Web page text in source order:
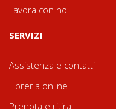
Lavora con noi
SERVIZI
Assistenza e contatti
Libreria online
Prenota e ritira